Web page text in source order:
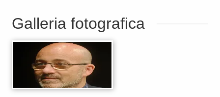
Galleria fotografica